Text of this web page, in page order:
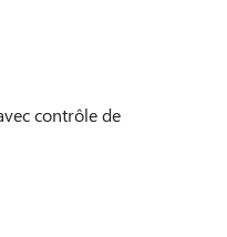
contrôle de